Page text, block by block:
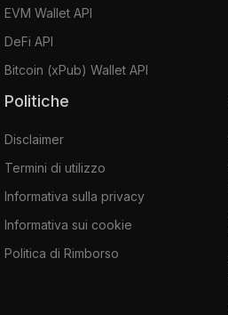
EVM Wallet API
DeFi API
Bitcoin (xPub) Wallet API
Politiche
Disclaimer
Termini di utilizzo
Informativa sulla privacy
Informativa sui cookie
Politica di Rimborso